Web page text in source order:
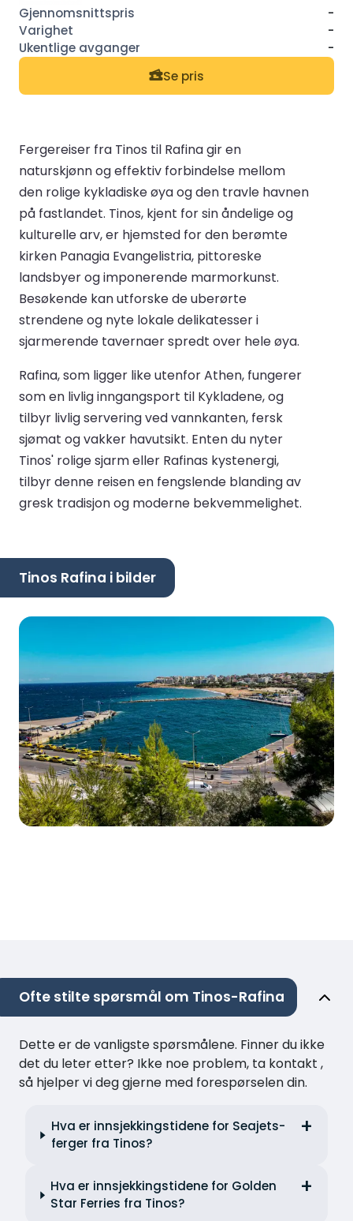
-
-
-
Se pris
Fergereiser fra Tinos til Rafina gir en
naturskjønn og effektiv forbindelse mellom
den rolige kykladiske øya og den travle havnen
på fastlandet. Tinos, kjent for sin åndelige og
kulturelle arv, er hjemsted for den berømte
kirken Panagia Evangelistria, pittoreske
landsbyer og imponerende marmorkunst.
Besøkende kan utforske de uberørte
strendene og nyte lokale delikatesser i
sjarmerende tavernaer spredt over hele øya.
Rafina, som ligger like utenfor Athen, fungerer
som en livlig inngangsport til Kykladene, og
tilbyr livlig servering ved vannkanten, fersk
sjømat og vakker havutsikt. Enten du nyter
Tinos' rolige sjarm eller Rafinas kystenergi,
tilbyr denne reisen en fengslende blanding av
gresk tradisjon og moderne bekvemmelighet.
Tinos Rafina i bilder
Ofte stilte spørsmål om Tinos-Rafina
Dette er de vanligste spørsmålene. Finner du ikke
det du leter etter? Ikke noe problem, ta kontakt ,
så hjelper vi deg gjerne med forespørselen din.
Hva er innsjekkingstidene for Seajets-
ferger fra Tinos?
Hva er innsjekkingstidene for Golden
Star Ferries fra Tinos?